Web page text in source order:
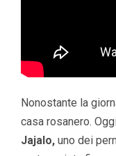
Nonostante la
casa rosanero.
Jajalo, uno dei